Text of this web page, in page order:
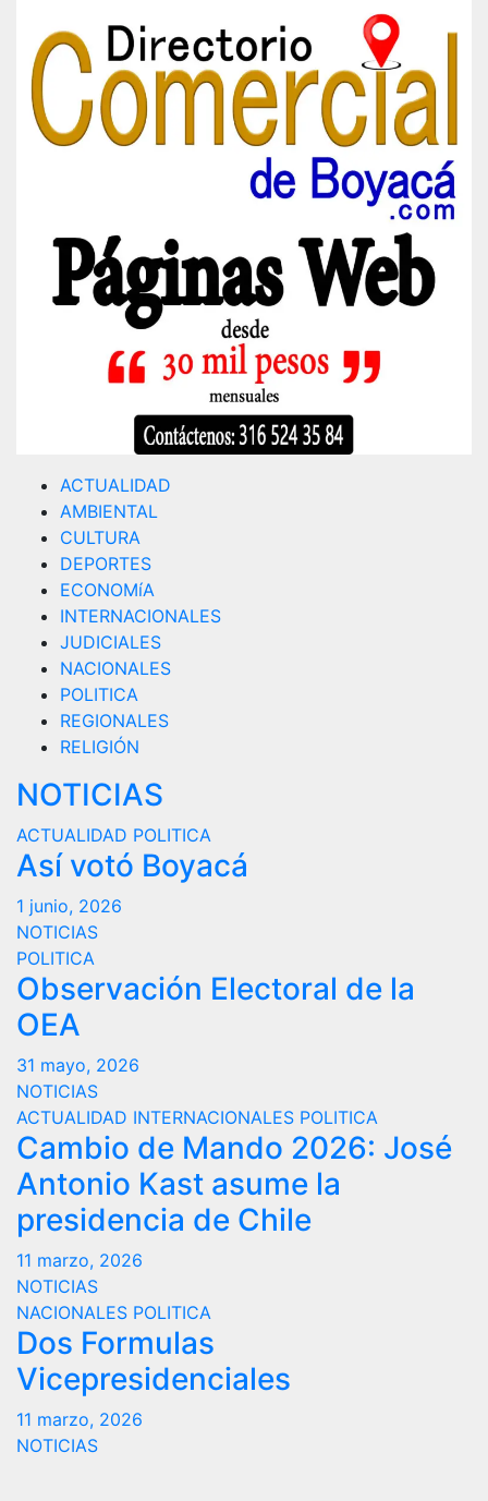
ACTUALIDAD
AMBIENTAL
CULTURA
DEPORTES
ECONOMíA
INTERNACIONALES
JUDICIALES
NACIONALES
POLITICA
REGIONALES
RELIGIÓN
NOTICIAS
ACTUALIDAD POLITICA
Así votó Boyacá
1 junio, 2026
NOTICIAS
POLITICA
Observación Electoral de la
OEA
31 mayo, 2026
NOTICIAS
ACTUALIDAD INTERNACIONALES POLITICA
Cambio de Mando 2026: José
Antonio Kast asume la
presidencia de Chile
11 marzo, 2026
NOTICIAS
NACIONALES POLITICA
Dos Formulas
Vicepresidenciales
11 marzo, 2026
NOTICIAS